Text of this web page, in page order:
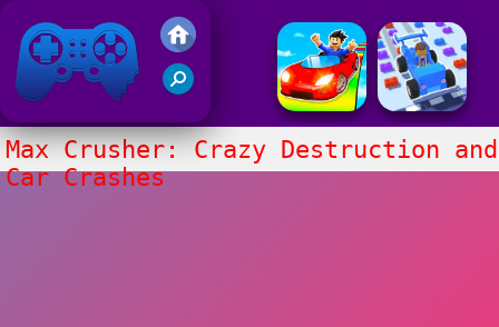
Juegos Friv 2020
Max Crusher: Crazy Destruction and
Car Crashes